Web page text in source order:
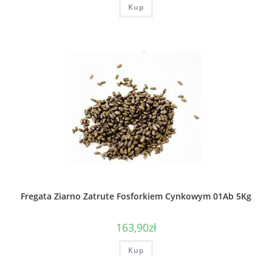
Kup
Fregata Ziarno Zatrute Fosforkiem Cynkowym 01Ab 5Kg
163,90zł
Kup